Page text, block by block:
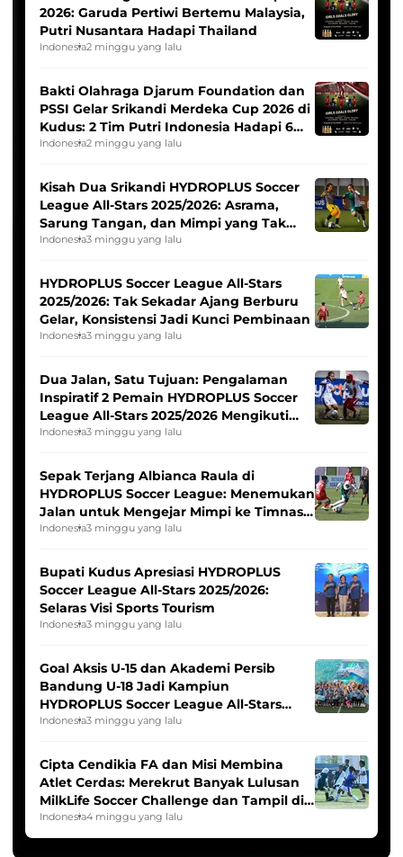
2026: Garuda Pertiwi Bertemu Malaysia,
Putri Nusantara Hadapi Thailand
Indonesia2 minggu yang lalu
Bakti Olahraga Djarum Foundation dan
PSSI Gelar Srikandi Merdeka Cup 2026 di
Kudus: 2 Tim Putri Indonesia Hadapi 6
Tim Asia
Indonesia2 minggu yang lalu
Kisah Dua Srikandi HYDROPLUS Soccer
League All-Stars 2025/2026: Asrama,
Sarung Tangan, dan Mimpi yang Tak
Pernah Padam
Indonesia3 minggu yang lalu
HYDROPLUS Soccer League All-Stars
2025/2026: Tak Sekadar Ajang Berburu
Gelar, Konsistensi Jadi Kunci Pembinaan
Indonesia3 minggu yang lalu
Dua Jalan, Satu Tujuan: Pengalaman
Inspiratif 2 Pemain HYDROPLUS Soccer
League All-Stars 2025/2026 Mengikuti
Seleksi Timnas Indonesia Putri
Indonesia3 minggu yang lalu
Sepak Terjang Albianca Raula di
HYDROPLUS Soccer League: Menemukan
Jalan untuk Mengejar Mimpi ke Timnas
Indonesia Putri
Indonesia3 minggu yang lalu
Bupati Kudus Apresiasi HYDROPLUS
Soccer League All-Stars 2025/2026:
Selaras Visi Sports Tourism
Indonesia3 minggu yang lalu
Goal Aksis U-15 dan Akademi Persib
Bandung U-18 Jadi Kampiun
HYDROPLUS Soccer League All-Stars
2025/2026
Indonesia3 minggu yang lalu
Cipta Cendikia FA dan Misi Membina
Atlet Cerdas: Merekrut Banyak Lulusan
MilkLife Soccer Challenge dan Tampil di
HYDROPLUS Soccer League
Indonesia4 minggu yang lalu